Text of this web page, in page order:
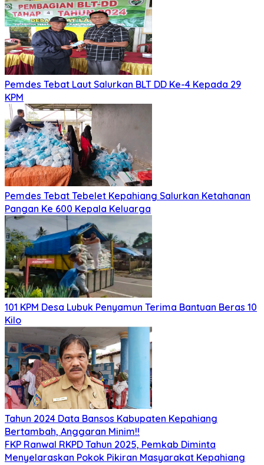
Pemdes Tebat Laut Salurkan BLT DD Ke-4 Kepada 29
KPM
Pemdes Tebat Tebelet Kepahiang Salurkan Ketahanan
Pangan Ke 600 Kepala Keluarga
101 KPM Desa Lubuk Penyamun Terima Bantuan Beras 10
Kilo
Tahun 2024 Data Bansos Kabupaten Kepahiang
Bertambah, Anggaran Minim!!
FKP Ranwal RKPD Tahun 2025, Pemkab Diminta
Menyelaraskan Pokok Pikiran Masyarakat Kepahiang